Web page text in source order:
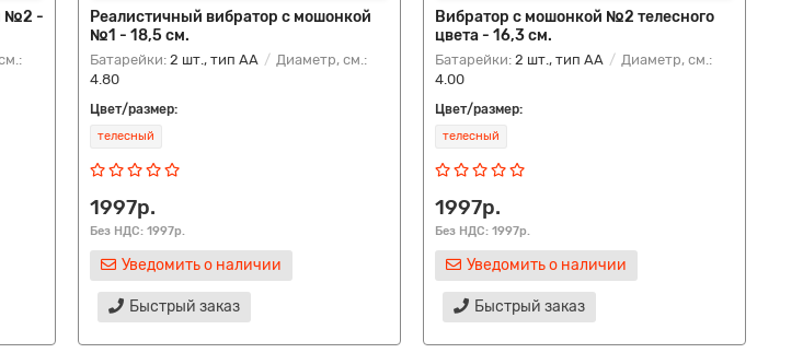
№2 -
Реалистичный вибратор с мошонкой
№1 - 18,5 см.
Батарейки: 2 шт., тип AA
Диаметр, см.:
4.80
Цвет/размер:
телесный
1997р.
Без НДС: 1997р.
Уведомить о наличии
Быстрый заказ
Вибратор с мошонкой №2 телесного
цвета - 16,3 см.
Батарейки: 2 шт., тип AA
Диаметр, см.:
4.00
Цвет/размер:
телесный
1997р.
Без НДС: 1997р.
Уведомить о наличии
Быстрый заказ